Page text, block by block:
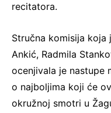
recitatora.
Stručna komisija koja
Ankić, Radmila
ocenjivala je nastupe
o najboljima koji će
okružnoj smotri u